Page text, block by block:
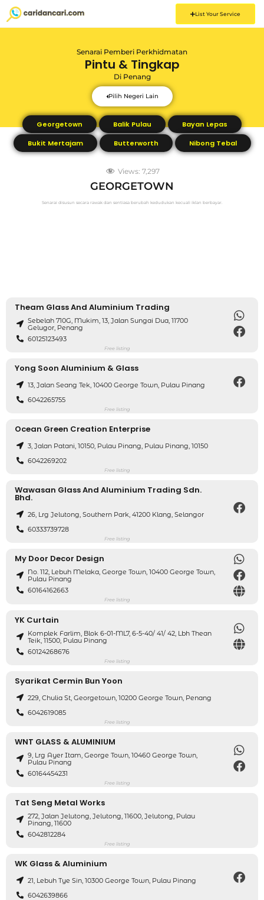
List Your Service
Senarai Pemberi Perkhidmatan
Pintu & Tingkap
Di Penang
Pilih Negeri Lain
Georgetown Balik Pulau
Bayan Lepas
Bukit Mertajam
Butterworth Nibong Tebal
Views: 7,297
GEORGETOWN
Senarai disusun secara rawak dan sentiasa berubah kedudukan kecuali iklan berbayar.
Theam Glass And Aluminium Trading
Sebelah 710G, Mukim, 13, Jalan Sungai Dua, 11700
Gelugor, Penang
60125123493
Free listing
Yong Soon Aluminium & Glass
13, Jalan Seang Tek, 10400 George Town, Pulau Pinang
6042265755
Free listing
Ocean Green Creation Enterprise
3, Jalan Patani, 10150, Pulau Pinang, Pulau Pinang, 10150
6042269202
Free listing
Wawasan Glass And Aluminium Trading Sdn.
Bhd.
26, Lrg Jelutong, Southern Park, 41200 Klang, Selangor
60333739728
Free listing
My Door Decor Design
No. 112, Lebuh Melaka, George Town, 10400 George Town,
Pulau Pinang
60164162663
Free listing
YK Curtain
Komplek Farlim, Blok 6-01-ML7, 6-5-40/ 41/ 42, Lbh Thean
Teik, 11500, Pulau Pinang
60124268676
Free listing
Syarikat Cermin Bun Yoon
229, Chulia St, Georgetown, 10200 George Town, Penang
6042619085
Free listing
WNT GLASS & ALUMINIUM
9, Lrg Ayer Itam, George Town, 10460 George Town,
Pulau Pinang
60164454231
Free listing
Tat Seng Metal Works
272, Jalan Jelutong, Jelutong, 11600, Jelutong, Pulau
Pinang, 11600
6042812284
Free listing
WK Glass & Aluminium
21, Lebuh Tye Sin, 10300 George Town, Pulau Pinang
6042639866